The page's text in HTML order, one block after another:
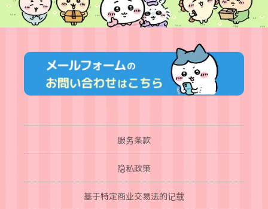
服务条款
隐私政策
基于特定商业交易法的记载